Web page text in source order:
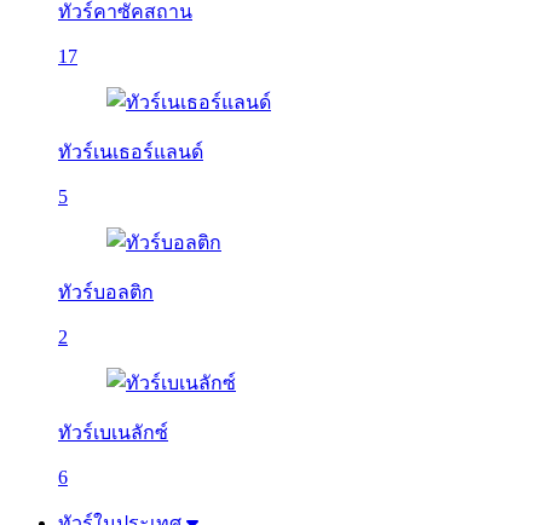
ทัวร์คาซัคสถาน
17
ทัวร์เนเธอร์แลนด์
5
ทัวร์บอลติก
2
ทัวร์เบเนลักซ์
6